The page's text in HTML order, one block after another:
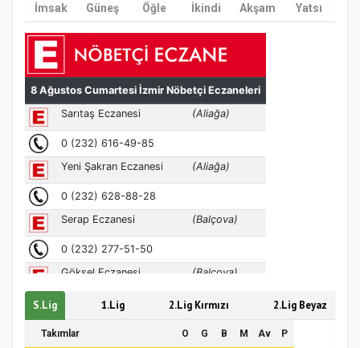
MÜFTÜ ABULSELAM ÖZDERE’YE ZİYARET
İmsak Güneş Öğle İkindi Akşam Yatsı
S.Lig 1.Lig 2.Lig Kırmızı 2.Lig Beyaz
Takımlar O G B M Av P